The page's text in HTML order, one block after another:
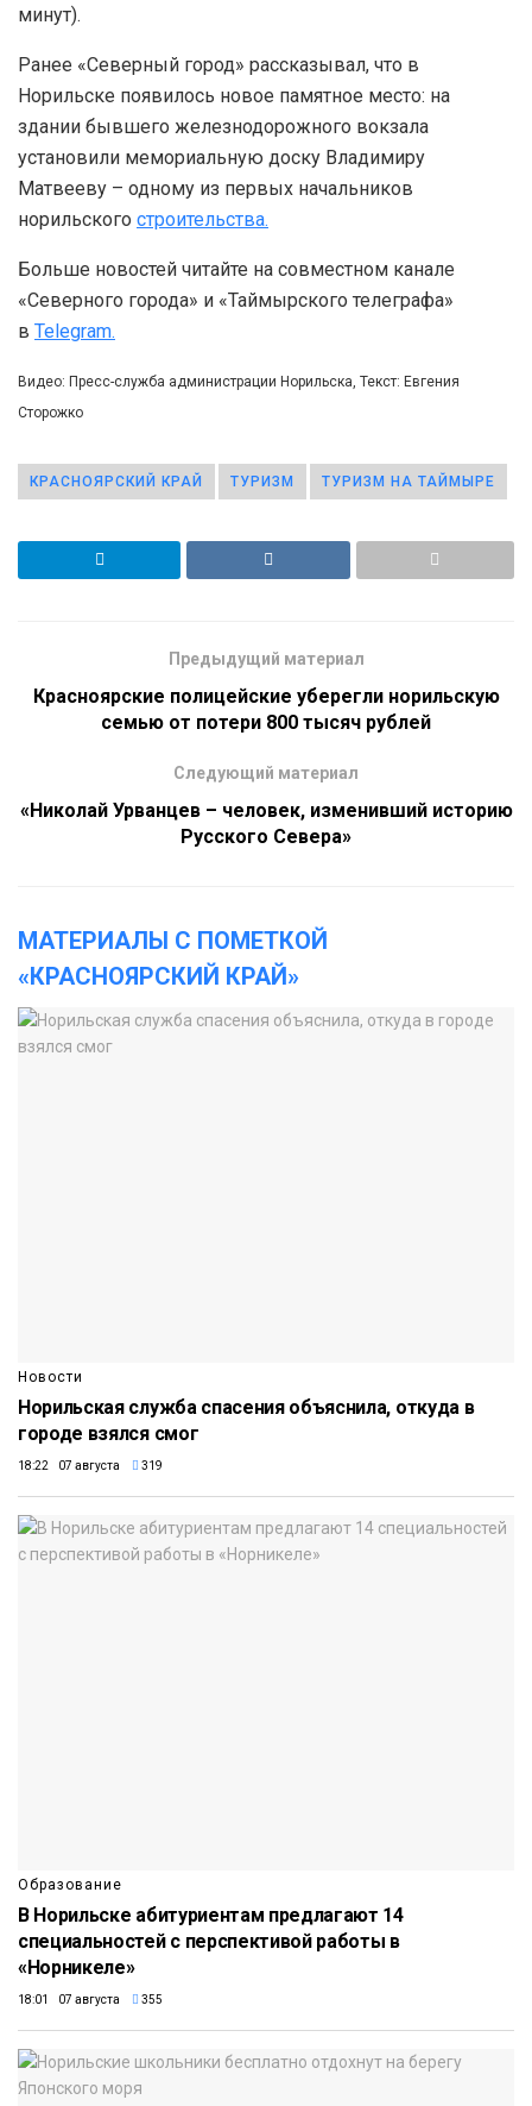
минут).
Ранее «Северный город» рассказывал, что в
Норильске появилось новое памятное место: на
здании бывшего железнодорожного вокзала
установили мемориальную доску Владимиру
Матвееву – одному из первых начальников
норильского строительства.
Больше новостей читайте на совместном канале
«Северного города» и «Таймырского телеграфа»
в Telegram.
Видео: Пресс-служба администрации Норильска, Текст: Евгения
Сторожко
КРАСНОЯРСКИЙ КРАЙ ТУРИЗМ ТУРИЗМ НА ТАЙМЫРЕ
Предыдущий материал
Красноярские полицейские уберегли норильскую
семью от потери 800 тысяч рублей
Следующий материал
«Николай Урванцев – человек, изменивший историю
Русского Севера»
МАТЕРИАЛЫ С ПОМЕТКОЙ
«КРАСНОЯРСКИЙ КРАЙ»
Новости
Норильская служба спасения объяснила, откуда в
городе взялся смог
18:22 07 августа 319
Образование
В Норильске абитуриентам предлагают 14
специальностей с перспективой работы в
«Норникеле»
18:01 07 августа 355